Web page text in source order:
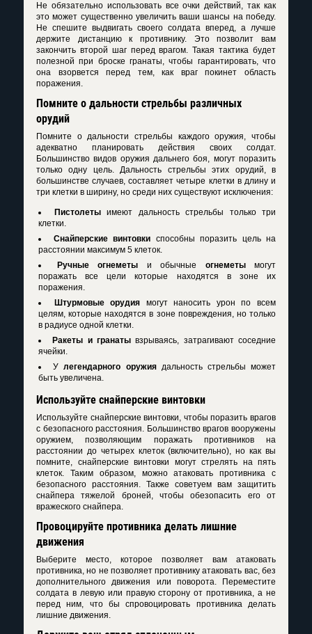
Не обязательно использовать все очки действий, так как
это может существенно увеличить ваши шансы на победу.
Не спешите выдвигать своего солдата вперед, а лучше
держите дистанцию к противнику. Это позволит вам
закончить второй шаг перед врагом. Такая тактика будет
полезной при броске гранаты, чтобы гарантировать, что
она взорвется перед тем, как враг покинет область
поражения.
Помните о дальности стрельбы различных
орудий
Помните о дальности стрельбы каждого оружия, чтобы
адекватно планировать действия своих солдат.
Большинство видов оружия дальнего боя, могут поразить
только одну цель. Дальность стрельбы этих орудий, в
большинстве случаев, составляет четыре клетки в длину и
три клетки в ширину, но среди них существуют исключения:
Пистолетыимеют дальность стрельбы только три
клетки.
Снайперские винтовки способны поразить цель на
расстоянии максимум 5 клеток.
Ручные огнеметы и обычные огнеметымогут
поражать все цели которые находятся в зоне их
поражения.
Штурмовые орудия могут наносить урон по всем
целям, которые находятся в зоне повреждения, но только
в радиусе одной клетки.
Ракеты и гранаты взрываясь, затрагивают соседние
ячейки.
Улегендарного оружиядальность стрельбы может
быть увеличена.
Используйте снайперские винтовки
Используйте снайперские винтовки, чтобы поразить врагов
с безопасного расстояния. Большинство врагов вооружены
оружием, позволяющим поражать противников на
расстоянии до четырех клеток (включительно), но как вы
помните, снайперские винтовки могут стрелять на пять
клеток. Таким образом, можно атаковать противника с
безопасного расстояния. Также советуем вам защитить
снайпера тяжелой броней, чтобы обезопасить его от
вражеского снайпера.
Провоцируйте противника делать лишние
движения
Выберите место, которое позволяет вам атаковать
противника, но не позволяет противнику атаковать вас, без
дополнительного движения или поворота. Переместите
солдата в левую или правую сторону от противника, а не
перед ним, что бы спровоцировать противника делать
лишние движения.